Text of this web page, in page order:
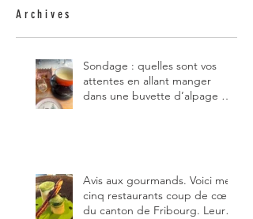
Archives
Sondage : quelles sont vos
attentes en allant manger
dans une buvette d’alpage et,
Avis aux gourmands. Voici mes
cinq restaurants coup de cœur
du canton de Fribourg. Leurs